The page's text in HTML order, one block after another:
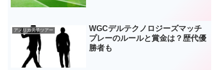
アメリカ男子ツアー
WGCデルテクノロジーズマッチ
プレーのルールと賞金は？歴代優
勝者も